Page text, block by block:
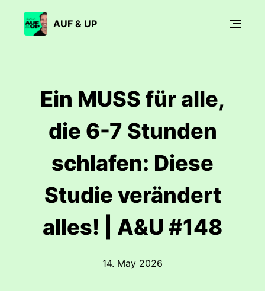
AUF & UP
Ein MUSS für alle,
die 6-7 Stunden
schlafen: Diese
Studie verändert
alles! | A&U #148
14. May 2026